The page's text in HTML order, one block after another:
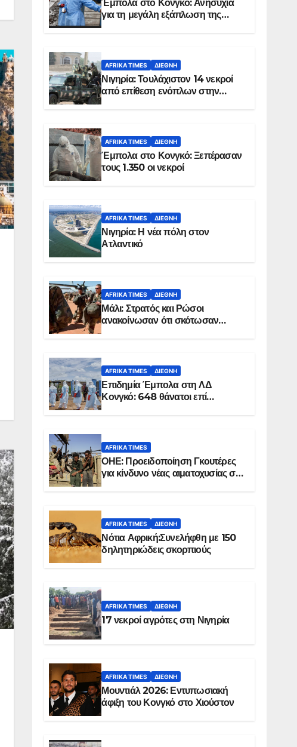
Έμπολα στο Κονγκό: Ανησυχία
για τη μεγάλη εξάπλωση της
AFRIKA TIMES ΔΙΕΘΝΉ
Νιγηρία: Τουλάχιστον 14 νεκροί
από επίθεση ενόπλων στην
AFRIKA TIMES ΔΙΕΘΝΉ
Έμπολα στο Κονγκό: Ξεπέρασαν
τους 1.350 οι νεκροί
AFRIKA TIMES ΔΙΕΘΝΉ
Νιγηρία: Η νέα πόλη στον
Ατλαντικό
AFRIKA TIMES ΔΙΕΘΝΉ
Μάλι: Στρατός και Ρώσοι
ανακοίνωσαν ότι σκότωσαν
AFRIKA TIMES ΔΙΕΘΝΉ
Επιδημία Έμπολα στη ΛΔ
Κονγκό: 648 θάνατοι επί
AFRIKA TIMES
ΟΗΕ: Προειδοποίηση Γκουτέρες
για κίνδυνο νέας αιματοχυσίας στο
AFRIKA TIMES ΔΙΕΘΝΉ
Νότια Αφρική:Συνελήφθη με 150
δηλητηριώδεις σκορπιούς
AFRIKA TIMES ΔΙΕΘΝΉ
17 νεκροί αγρότες στη Νιγηρία
AFRIKA TIMES ΔΙΕΘΝΉ
Μουντιάλ 2026: Εντυπωσιακή
άφιξη του Κονγκό στο Χιούστον